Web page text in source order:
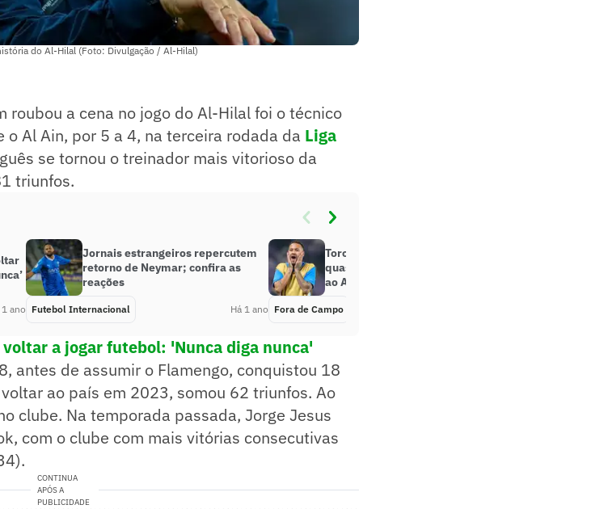
do Al-Hilal (Foto: Divulgação / Al-Hilal)
roubou a cena no jogo do Al-Hilal foi o técnico
o Al Ain, por 5 a 4, na terceira rodada da Liga
se tornou o treinador mais vitorioso da
triunfos.
1 ano
Jornais estrangeiros repercutem
retorno de Neymar; confira as
reações
Futebol Internacional Há 1 ano
Torcedores vão à loucura com
quase gol de Neymar em retorno
ao Al-Hilal: ‘Saudade’
Fora de Campo
a jogar futebol: 'Nunca diga nunca'
antes de assumir o Flamengo, conquistou 18
ao país em 2023, somou 62 triunfos. Ao
clube. Na temporada passada, Jorge Jesus
com o clube com mais vitórias consecutivas
CONTINUA
APÓS A
PUBLICIDADE